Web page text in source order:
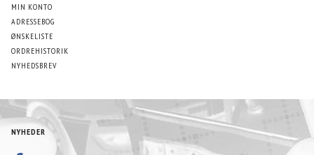
MIN KONTO
ADRESSEBOG
ØNSKELISTE
ORDREHISTORIK
NYHEDSBREV
NYHEDER